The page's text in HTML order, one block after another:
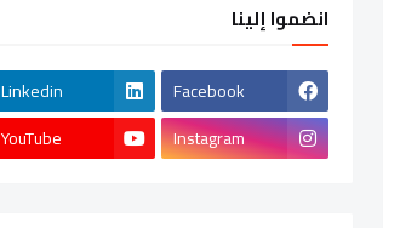
انضموا إلينا
Facebook
Linkedin
Instagram
YouTube